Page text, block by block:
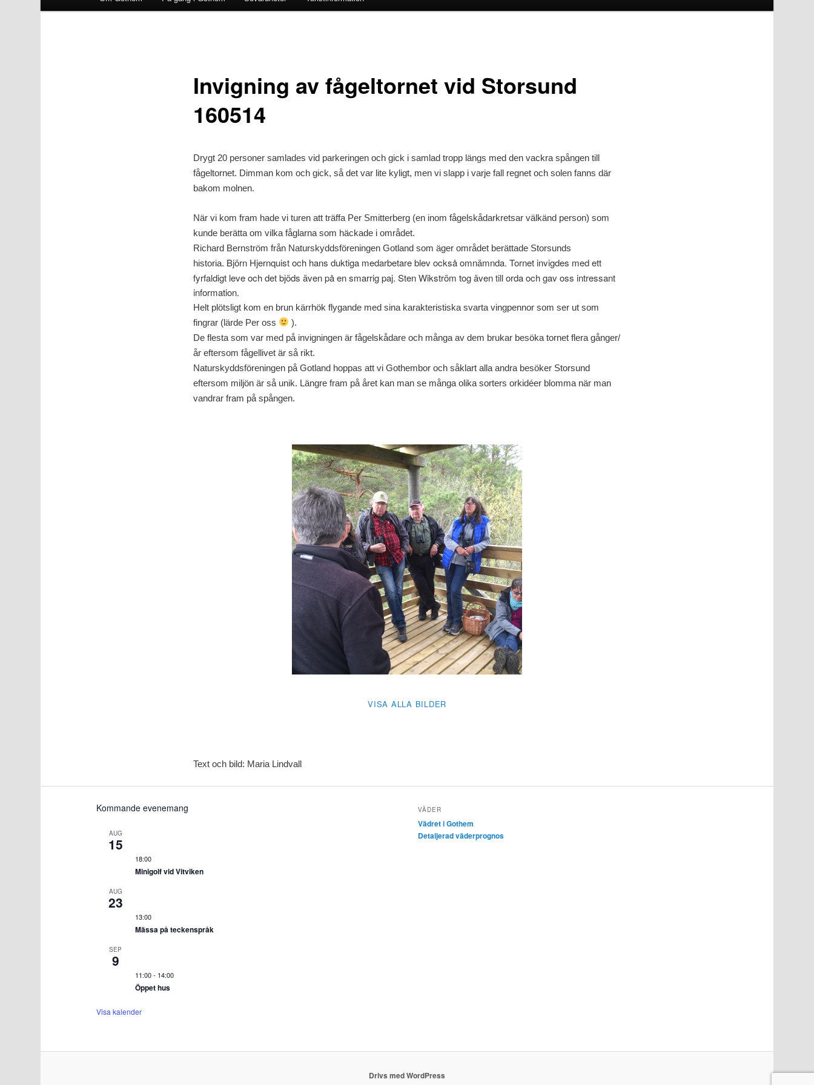
Invigning av fågeltornet vid Storsund
160514
Drygt 20 personer samlades vid parkeringen och gick i samlad tropp längs med den vackra spången till
fågeltornet. Dimman kom och gick, så det var lite kyligt, men vi slapp i varje fall regnet och solen fanns där
bakom molnen.
När vi kom fram hade vi turen att träffa Per Smitterberg (en inom fågelskådarkretsar välkänd person) som
kunde berätta om vilka fåglarna som häckade i området.
Richard Bernström från Naturskyddsföreningen Gotland som äger området berättade Storsunds
historia. Björn Hjernquist och hans duktiga medarbetare blev också omnämnda. Tornet invigdes med ett
fyrfaldigt leve och det bjöds även på en smarrig paj. Sten Wikström tog även till orda och gav oss intressant
information.
Helt plötsligt kom en brun kärrhök flygande med sina karakteristiska svarta vingpennor som ser ut som
fingrar (lärde Per oss
).
De flesta som var med på invigningen är fågelskådare och många av dem brukar besöka tornet flera gånger/
år eftersom fågellivet är så rikt.
Naturskyddsföreningen på Gotland hoppas att vi Gothembor och såklart alla andra besöker Storsund
eftersom miljön är så unik. Längre fram på året kan man se många olika sorters orkidéer blomma när man
vandrar fram på spången.
VISA ALLA BILDER
Text och bild: Maria Lindvall
Kommande evenemang
AUG
15
18:00
Minigolf vid Vitviken
AUG
23
13:00
Mässa på teckenspråk
SEP
9
11:00- 14:00
Öppet hus
Visa kalender
VÄDER
Vädret i Gothem
Detaljerad väderprognos
Drivs med WordPress